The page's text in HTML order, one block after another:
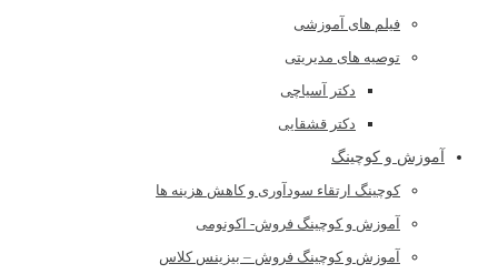
فیلم های آموزشی
توصیه های مدیریتی
دکتر آسیاچی
دکتر قشقایی
آموزش و کوچینگ
کوچینگ ارتقاء سودآوری و کاهش هزینه ها
آموزش و کوچینگ فروش- اکونومی
آموزش و کوچینگ فروش – بیزینس کلاس